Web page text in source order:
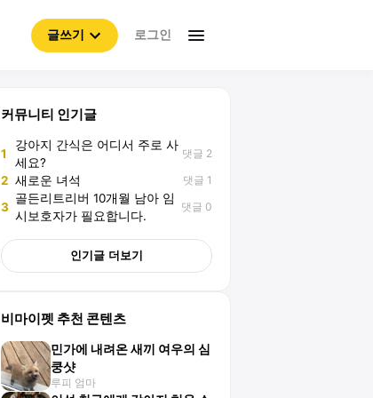
글쓰기 로그인
커뮤니티 인기글
1
강아지 간식은 어디서 주로 사
세요?
댓글 2
2 새로운 녀석 댓글 1
3
골든리트리버 10개월 남아 임
시보호자가 필요합니다.
댓글 0
인기글 더보기
비마이펫 추천 콘텐츠
민가에 내려온 새끼 여우의 심
쿵샷
루피 엄마